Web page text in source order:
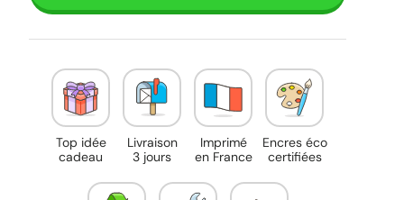
Top idée
cadeau
Livraison
3 jours
Imprimé
en France
Encres éco
certifiées